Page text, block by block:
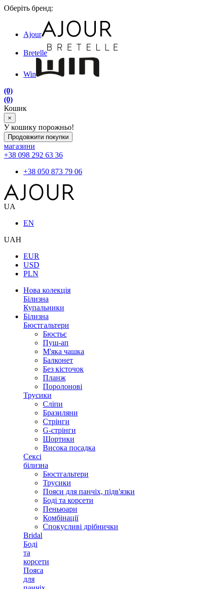
Оберіть бренд:
Ajour
Bretelle
Win
(0)
(0)
Кошик
×
У кошику порожньо!
Продовжити покупки
магазини
+38 098 292 63 36
+38 050 873 79 06
UA
EN
UAH
EUR
USD
PLN
Нова колекція
Білизна
Купальники
Білизна
Бюстгальтери
Бюстьє
Пуш-ап
М'яка чашка
Балконет
Без кісточок
Планж
Поролонові
Трусики
Сліпи
Бразиляни
Стрінги
G-стрінги
Шортики
Висока посадка
Сексі
білизна
Бюстгальтери
Трусики
Пояси для панчіх, підв'язки
Боді та корсети
Пеньюари
Комбінації
Спокусливі дрібнички
Bridal
Боді
та
корсети
Пояса
для